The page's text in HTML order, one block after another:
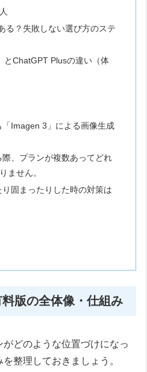
る？失敗しない選び方のステ
とChatGPT Plusの違い（体
Imagen 3」による画像生成
、プランが複数あってどれ
ません。
固まったりした時の対策は
版の全体像・仕組み
どのような位置づけになっ
整理しておきましょう。